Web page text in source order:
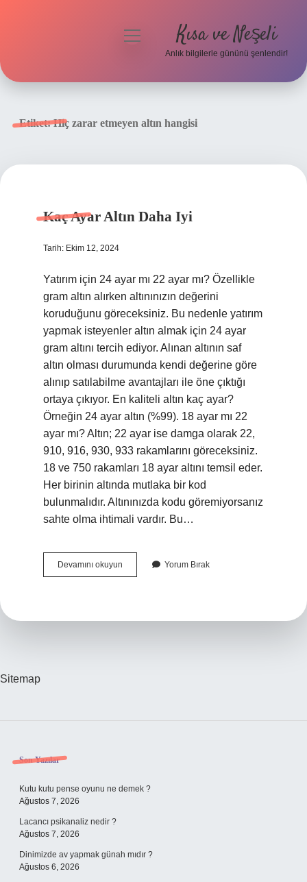
menüyü
Kısa ve Neşeli
Anlık bilgilerle gününü şenlendir!
Etiket:Hiç zarar etmeyen altın hangisi
Kaç Ayar Altın Daha Iyi
Tarih: Ekim 12, 2024
Yatırım için 24 ayar mı 22 ayar mı? Özellikle
gram altın alırken altınınızın değerini
koruduğunu göreceksiniz. Bu nedenle yatırım
yapmak isteyenler altın almak için 24 ayar
gram altını tercih ediyor. Alınan altının saf
altın olması durumunda kendi değerine göre
alınıp satılabilme avantajları ile öne çıktığı
ortaya çıkıyor. En kaliteli altın kaç ayar?
Örneğin 24 ayar altın (%99). 18 ayar mı 22
ayar mı? Altın; 22 ayar ise damga olarak 22,
910, 916, 930, 933 rakamlarını göreceksiniz.
18 ve 750 rakamları 18 ayar altını temsil eder.
Her birinin altında mutlaka bir kod
bulunmalıdır. Altınınızda kodu göremiyorsanız
sahte olma ihtimali vardır. Bu…
Devamını okuyun
Ayar
Yorum Bırak
Sitemap
Sidebar
Son Yazılar
Kutu kutu pense oyunu ne demek ?
Ağustos 7, 2026
Lacancı psikanaliz nedir ?
Ağustos 7, 2026
Dinimizde av yapmak günah mıdır ?
Ağustos 6, 2026